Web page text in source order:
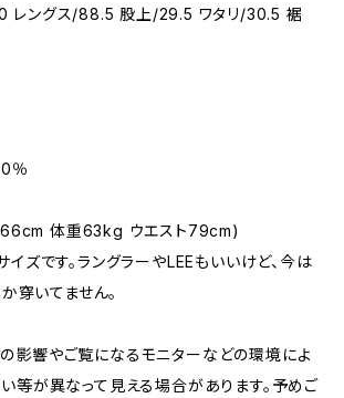
レングス/88.5 股上/29.5 ワタリ/30.5 裾
％
166cm 体重63kg ウエスト79cm)
ズです。ラングラーやLEEもいいけど、今は
穿いてません。
影響やご覧になるモニターなどの環境によ
等が異なって見える場合があります。予めご